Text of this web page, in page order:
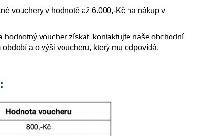
vouchery v hodnotě až 6.000,-Kč na nákup v
hodnotný voucher získat, kontaktujte naše obchodní
a o výši voucheru, který mu odpovídá.